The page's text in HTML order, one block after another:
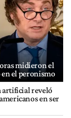
midieron el
en el peronismo
artificial reveló
en ser